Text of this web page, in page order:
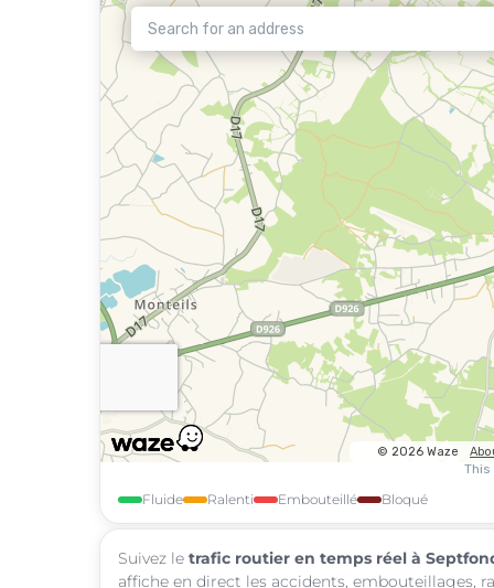
Fluide Ralenti Embouteillé Bloqué
Suivez le trafic routier en temps réel à
affiche en direct les accidents, embouteillages,